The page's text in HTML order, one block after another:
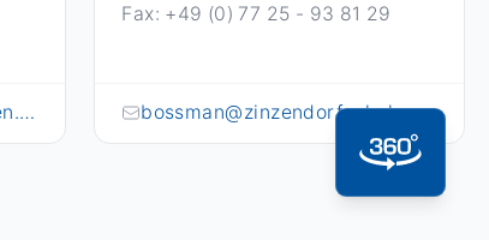
b.ziegler@zinzendorfschulen.de
Fax: +49 (0) 77 25 - 93 81 29
bossman@zinzendorfschulen.de